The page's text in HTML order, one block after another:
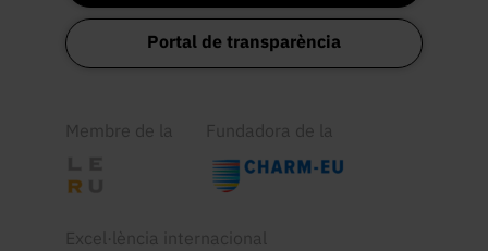
Portal de transparència
Membre de la Fundadora de la
Excel·lència internacional